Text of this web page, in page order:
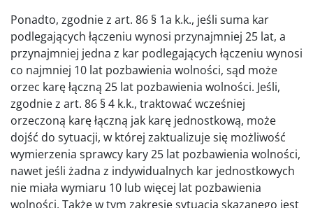
Ponadto, zgodnie z art. 86 § 1a k.k., jeśli suma kar
podlegających łączeniu wynosi przynajmniej 25 lat, a
przynajmniej jedna z kar podlegających łączeniu wynosi
co najmniej 10 lat pozbawienia wolności, sąd może
orzec karę łączną 25 lat pozbawienia wolności. Jeśli,
zgodnie z art. 86 § 4 k.k., traktować wcześniej
orzeczoną karę łączną jak karę jednostkową, może
dojść do sytuacji, w której zaktualizuje się możliwość
wymierzenia sprawcy kary 25 lat pozbawienia wolności,
nawet jeśli żadna z indywidualnych kar jednostkowych
nie miała wymiaru 10 lub więcej lat pozbawienia
wolności. Także w tym zakresie sytuacja skazanego jest